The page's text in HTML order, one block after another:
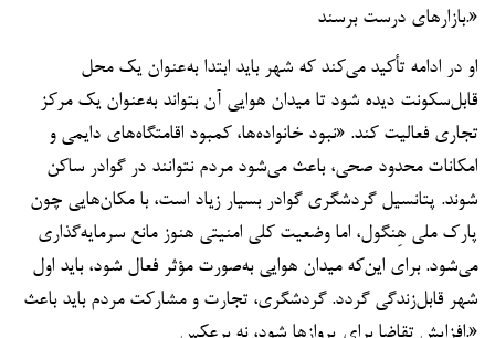
بازارهای درست برسند.»
او در ادامه تأکید می‌کند که شهر باید ابتدا به‌عنوان یک محل
قابل‌سکونت دیده شود تا میدان هوایی آن بتواند به‌عنوان یک مرکز
تجاری فعالیت کند. «نبود خانواده‌ها، کمبود اقامتگاه‌های دایمی و
امکانات محدود صحی، باعث می‌شود مردم نتوانند در گوادر ساکن
شوند. پتانسیل گردشگری گوادر بسیار زیاد است، با مکان‌هایی چون
پارک ملی هِنگول، اما وضعیت کلی امنیتی هنوز مانع سرمایه‌گذاری
می‌شود. برای این‌که میدان هوایی به‌صورت مؤثر فعال شود، باید اول
شهر قابل‌زندگی گردد. گردشگری، تجارت و مشارکت مردم باید باعث
افزایش تقاضا برای پروازها شود، نه برعکس.»